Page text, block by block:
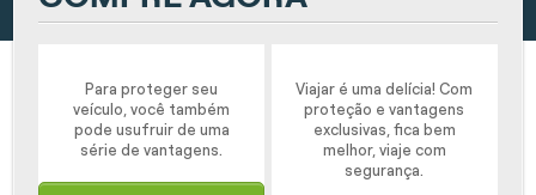
Para proteger seu
veículo, você também
pode usufruir de uma
série de vantagens.
Viajar é uma delícia! Com
proteção e vantagens
exclusivas, fica bem
melhor, viaje com
segurança.